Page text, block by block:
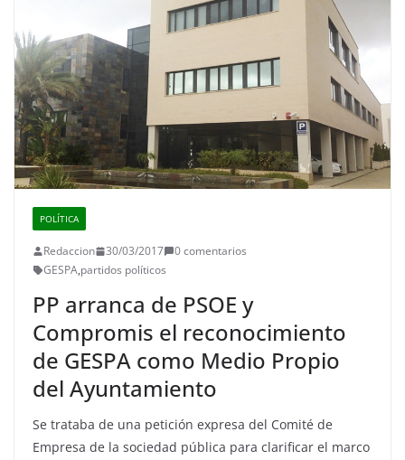
POLÍTICA
Redaccion 30/03/2017
0 comentarios
GESPA,partidos políticos
PP arranca de PSOE y
Compromis el reconocimiento
de GESPA como Medio Propio
del Ayuntamiento
Se trataba de una petición expresa del Comité de
Empresa de la sociedad pública para clarificar el marco